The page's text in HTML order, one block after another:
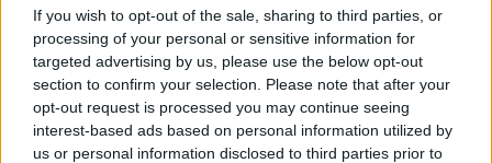
If you wish to opt-out of the sale, sharing to third parties, or
processing of your personal or sensitive information for
targeted advertising by us, please use the below opt-out
section to confirm your selection. Please note that after your
opt-out request is processed you may continue seeing
interest-based ads based on personal information utilized by
us or personal information disclosed to third parties prior to